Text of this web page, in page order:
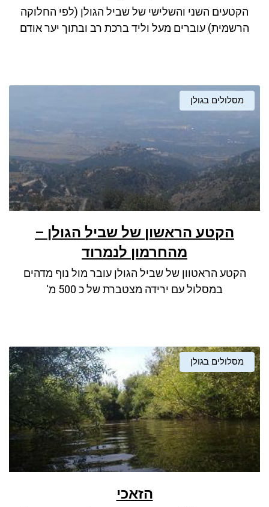
הקטעים השני והשלישי של שביל הגולן (לפי החלוקה
הרשמית) עוברים מעל וליד ברכת רב ובתוך יער אודם
מסלולים בגולן
הקטע הראשון של שביל הגולן –
מהחרמון לנמרוד
הקטע הראטוון של שביל הגולן עובר מול נוף מדהים
במסלול עם ירידה מצטברת של כ 500 מ'
מסלולים בגולן
הזאכי